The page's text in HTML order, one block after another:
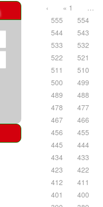
‹ « 1 …
555
554
544
543
533
532
522
521
511
510
500
499
489
488
478
477
467
466
456
455
445
444
434
433
423
422
412
411
401
400